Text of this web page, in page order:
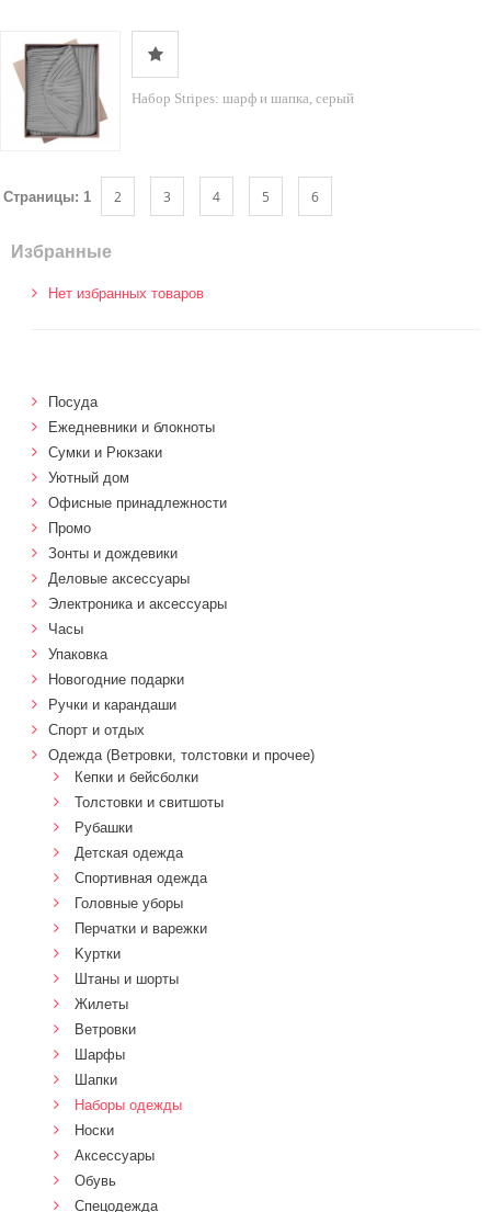
Набор Stripes: шарф и шапка, серый
Страницы: 1 2 3 4 5 6
Избранные
Нет избранных товаров
Посуда
Ежедневники и блокноты
Сумки и Рюкзаки
Уютный дом
Офисные принадлежности
Промо
Зонты и дождевики
Деловые аксессуары
Электроника и аксессуары
Часы
Упаковка
Новогодние подарки
Ручки и карандаши
Спорт и отдых
Одежда (Ветровки, толстовки и прочее)
Кепки и бейсболки
Толстовки и свитшоты
Рубашки
Детская одежда
Спортивная одежда
Головные уборы
Перчатки и варежки
Kуртки
Штаны и шорты
Жилеты
Ветровки
Шарфы
Шапки
Наборы одежды
Носки
Аксессуары
Обувь
Спецодежда